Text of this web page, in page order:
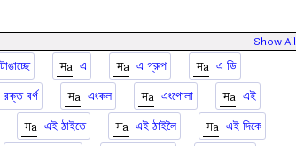
Show All
এ এ গ্রুপ
এ ডি
বর্গ এংকল এংগোলা
এই
এই ঠাইতে এই ঠাইলৈ
এই দিকে